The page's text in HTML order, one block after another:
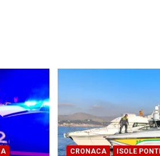
CRONACA ISOLE